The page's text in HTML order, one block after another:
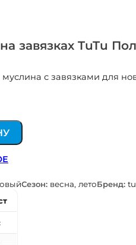
завязках TuTu
муслина с завязками для
Сезон: весна, летоБренд: